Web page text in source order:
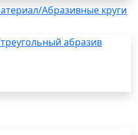
Абразивные круги
абразив